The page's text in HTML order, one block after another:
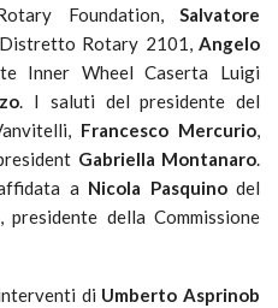
Foundation, Salvatore
Rotary 2101, Angelo
Inner Wheel Caserta Luigi
. I saluti del presidente del
Francesco Mercurio,
Gabriella Montanaro.
a Nicola Pasquinodel
della Commissione
di Umberto Asprinob